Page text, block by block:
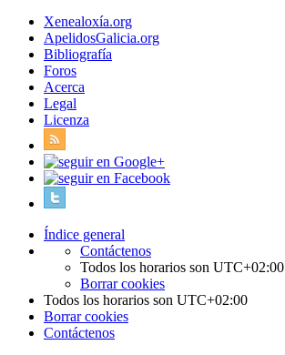
Xenealoxía.org
ApelidosGalicia.org
Bibliografía
Foros
Acerca
Legal
Licenza
Índice general
Contáctenos
Todos los horarios son UTC+02:00
Borrar cookies
Todos los horarios son UTC+02:00
Borrar cookies
Contáctenos